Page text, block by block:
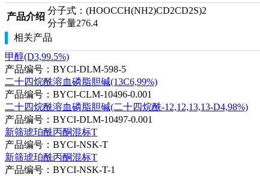
产品介绍
分子式：(HOOCCH(NH2)CD2CD2S)2
分子量276.4
相关产品
甲醇(D3,99.5%)
产品编号：BYCI-DLM-598-5
二十四烷酰溶血磷脂胆碱(13C6,99%)
产品编号：BYCI-CLM-10496-0.001
二十四烷酰溶血磷脂胆碱(二十四烷酰-12,12,13,13-D4,98%)
产品编号：BYCI-DLM-10497-0.001
新筛琥珀酰丙酮混标T
产品编号：BYCI-NSK-T
新筛琥珀酰丙酮混标T
产品编号：BYCI-NSK-T-1